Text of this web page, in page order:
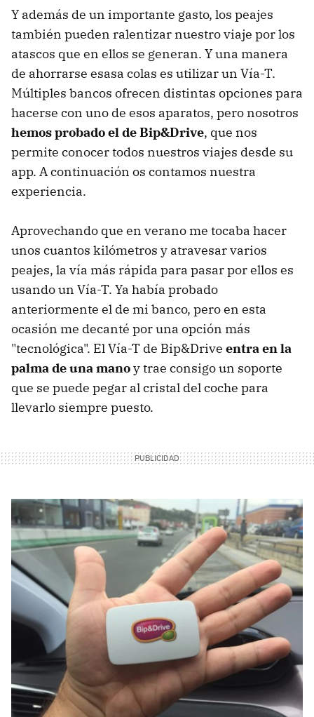
Y además de un importante gasto, los peajes
también pueden ralentizar nuestro viaje por los
atascos que en ellos se generan. Y una manera
de ahorrarse esasa colas es utilizar un Vía-T.
Múltiples bancos ofrecen distintas opciones para
hacerse con uno de esos aparatos, pero nosotros
hemos probado el de Bip&Drive, que nos
permite conocer todos nuestros viajes desde su
app. A continuación os contamos nuestra
experiencia.
Aprovechando que en verano me tocaba hacer
unos cuantos kilómetros y atravesar varios
peajes, la vía más rápida para pasar por ellos es
usando un Vía-T. Ya había probado
anteriormente el de mi banco, pero en esta
ocasión me decanté por una opción más
"tecnológica". El Vía-T de Bip&Drive entra en la
palma de una manoy trae consigo un soporte
que se puede pegar al cristal del coche para
llevarlo siempre puesto.